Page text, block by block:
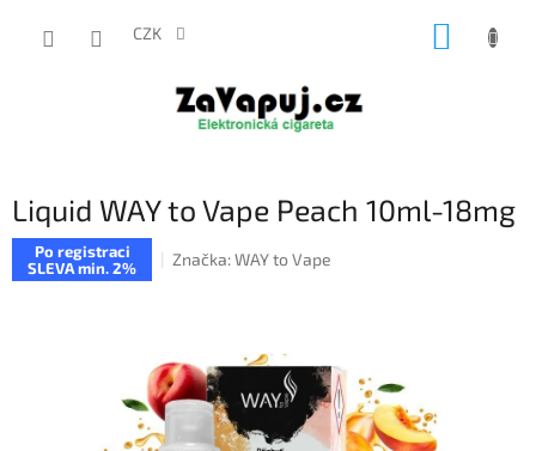
CZK
Liquid WAY to Vape Peach 10ml-18mg
Po registraci
SLEVA min. 2%
Značka:WAY to Vape